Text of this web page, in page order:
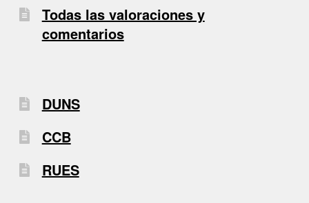
Todas las valoraciones y
comentarios
DUNS
CCB
RUES